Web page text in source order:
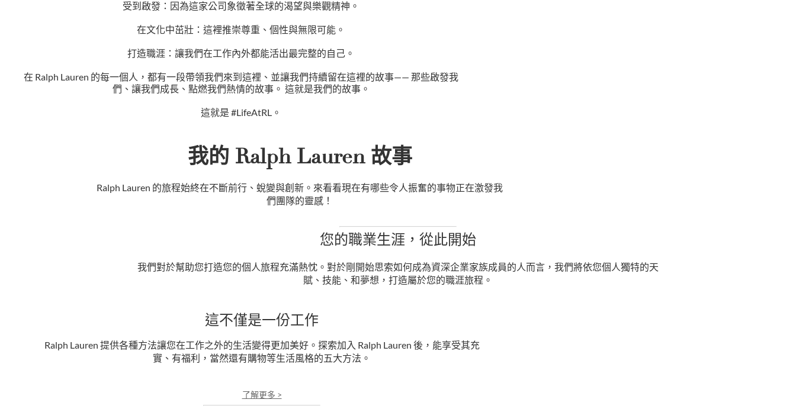
受到啟發：因為這家公司象徵著全球的渴望與樂觀精神。
在文化中茁壯：這裡推崇尊重、個性與無限可能。
打造職涯：讓我們在工作內外都能活出最完整的自己。
在 Ralph Lauren 的每一個人，都有一段帶領我們來到這裡、並讓我們持續留在這裡的故事—— 那些啟發我
們、讓我們成長、點燃我們熱情的故事。 這就是我們的故事。
這就是 #LifeAtRL。
我的 Ralph Lauren 故事
Ralph Lauren 的旅程始終在不斷前行、蛻變與創新。來看看現在有哪些令人振奮的事物正在激發我
們團隊的靈感！
您的職業生涯，從此開始
我們對於幫助您打造您的個人旅程充滿熱忱。對於剛開始思索如何成為資深企業家族成員的人而言，我們將依您個人獨特的天
賦、技能、和夢想，打造屬於您的職涯旅程。
這不僅是一份工作
Ralph Lauren 提供各種方法讓您在工作之外的生活變得更加美好。探索加入 Ralph Lauren 後，能享受其充
實、有福利，當然還有購物等生活風格的五大方法。
了解更多 >